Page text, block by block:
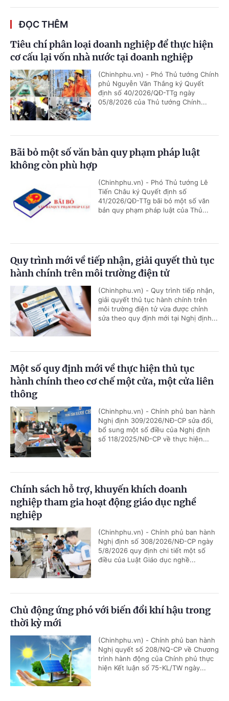
ĐỌC THÊM
Tiêu chí phân loại doanh nghiệp để thực hiện
cơ cấu lại vốn nhà nước tại doanh nghiệp
(Chinhphu.vn) - Phó Thủ tướng Chính
phủ Nguyễn Văn Thắng ký Quyết
định số 40/2026/QĐ-TTg ngày
05/8/2026 của Thủ tướng Chính...
Bãi bỏ một số văn bản quy phạm pháp luật
không còn phù hợp
(Chinhphu.vn) - Phó Thủ tướng Lê
Tiến Châu ký Quyết định số
41/2026/QĐ-TTg bãi bỏ một số văn
bản quy phạm pháp luật của Thủ...
Quy trình mới về tiếp nhận, giải quyết thủ tục
hành chính trên môi trường điện tử
(Chinhphu.vn) - Quy trình tiếp nhận,
giải quyết thủ tục hành chính trên
môi trường điện tử vừa được chỉnh
sửa theo quy định mới tại Nghị định...
Một số quy định mới về thực hiện thủ tục
hành chính theo cơ chế một cửa, một cửa liên
thông
(Chinhphu.vn) - Chính phủ ban hành
Nghị định 309/2026/NĐ-CP sửa đổi,
bổ sung một số điều của Nghị định
số 118/2025/NĐ-CP về thực hiện...
Chính sách hỗ trợ, khuyến khích doanh
nghiệp tham gia hoạt động giáo dục nghề
nghiệp
(Chinhphu.vn) - Chính phủ ban hành
Nghị định số 308/2026/NĐ-CP ngày
5/8/2026 quy định chi tiết một số
điều của Luật Giáo dục nghề...
Chủ động ứng phó với biến đổi khí hậu trong
thời kỳ mới
(Chinhphu.vn) - Chính phủ ban hành
Nghị quyết số 208/NQ-CP về Chương
trình hành động của Chính phủ thực
hiện Kết luận số 75-KL/TW ngày...